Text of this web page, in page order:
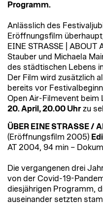
Programm.
Anlässlich des
Eröffnungsfilm
EINE STRASSE | ABOUT
Stauber und Michaela
des städtischen Lebens
Der Film wird zusätzlich
bereits vor
Open Air-Filmevent
20. April, 20.00 Uhrzu
ÜBER EINE STRASSE /
(Eröffnungsfilm 2005)
AT 2004, 94 min –
Die vergangenen drei
von der Covid-19-
diesjährigen Programm,
auseinander setzten